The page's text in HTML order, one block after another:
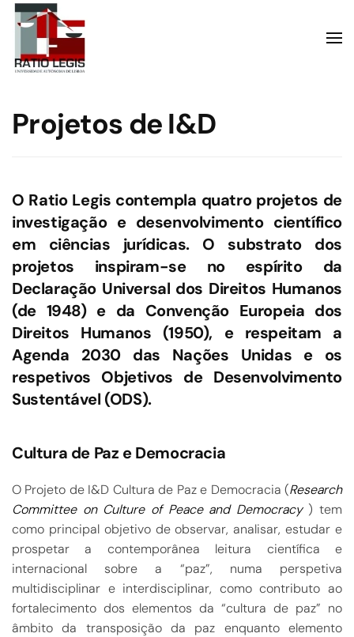
Skip to main content
Projetos de I&D
O Ratio Legis contempla quatro projetos de
investigação e desenvolvimento científico
em ciências jurídicas. O substrato dos
projetos inspiram-se no espírito da
Declaração Universal dos Direitos Humanos
(de 1948) e da Convenção Europeia dos
Direitos Humanos (1950), e respeitam a
Agenda 2030 das Nações Unidas e os
respetivos Objetivos de Desenvolvimento
Sustentável (ODS).
Cultura de Paz e Democracia
O Projeto de I&D Cultura de Paz e Democracia (Research
Committee on Culture of Peace and Democracy) tem
como principal objetivo de observar, analisar, estudar e
prospetar a contemporânea leitura científica e
internacional sobre a “paz”, numa perspetiva
multidisciplinar e interdisciplinar, como contributo ao
fortalecimento dos elementos da “cultura de paz” no
âmbito da transposição da paz enquanto elemento